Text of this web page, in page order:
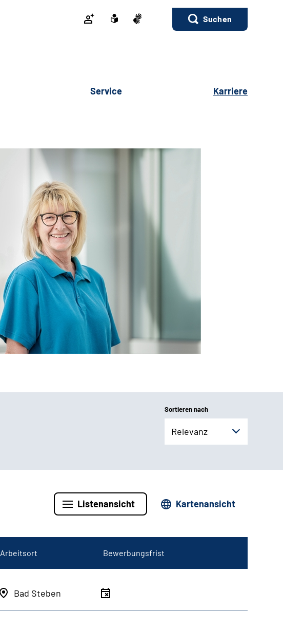
Suchen
Service Karriere
Sortieren nach
Relevanz
Listenansicht Kartenansicht
Arbeitsort Bewerbungsfrist
Bad Steben